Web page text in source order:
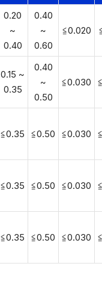
0.20
~
0.40
0.40
~
0.60
≦0.020
0.15 ~
0.35
0.40
~
0.50
≦0.030
≦0.35 ≦0.50 ≦0.030
≦0.35 ≦0.50 ≦0.030
≦0.35 ≦0.50 ≦0.030